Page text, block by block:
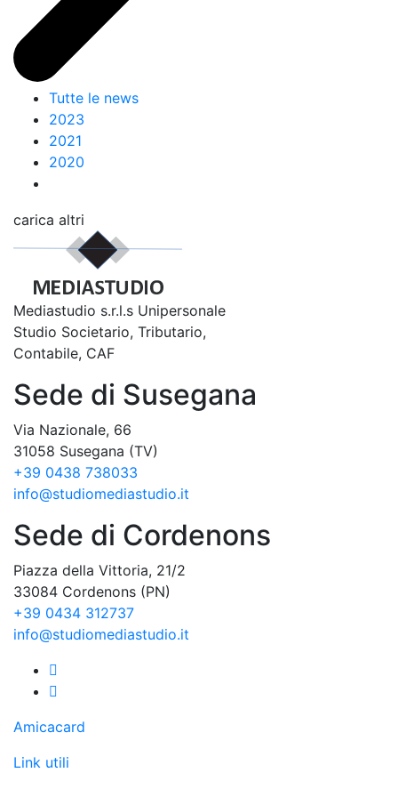
Tutte le news
2023
2021
2020
carica altri
Mediastudio s.r.l.s Unipersonale
Studio Societario, Tributario,
Contabile, CAF
Sede di Susegana
Via Nazionale, 66
31058 Susegana (TV)
+39 0438 738033
info@studiomediastudio.it
Sede di Cordenons
Piazza della Vittoria, 21/2
33084 Cordenons (PN)
+39 0434 312737
info@studiomediastudio.it
Amicacard
Link utili